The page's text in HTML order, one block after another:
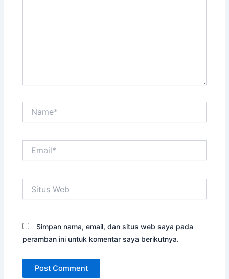
Web
Simpan nama, email, dan situs web saya pada
peramban ini untuk komentar saya berikutnya.